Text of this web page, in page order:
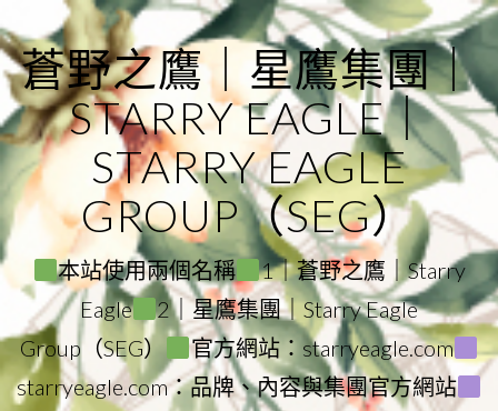
to
content
蒼野之鷹｜星鷹集團｜
STARRY EAGLE｜
STARRY EAGLE
GROUP（SEG）
本站使用兩個名稱
1｜蒼野之鷹｜Starry
Eagle
2｜星鷹集團｜Starry Eagle
Group（SEG）
官方網站：starryeagle.com
starryeagle.com：品牌、內容與集團官方網站